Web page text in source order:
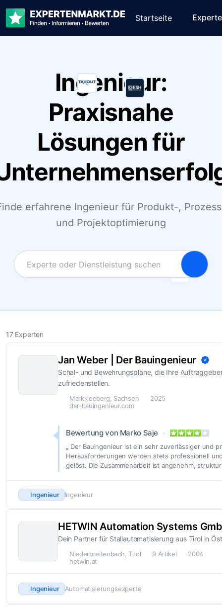
Startseite
Ingenieur:
Praxisnahe
Lösungen für
erfahrene Ingenieur für Produkt-,
und Projektoptimierung
17 Experten
Jan Weber | Der Bauingenieur
Schal- und Bewehrungspläne, die Ihre
zufriedenstellen.
Markkleeberg, Sachsen
2025
der-bauingenieur.com
Bewertung von Marko Saje
Der Bauingenieur ist ein sehr zuverlässiger und
Herausforderungen werden stets professionell
gelöst. Die Zusammenarbeit ist angenehm,
Ingenieur Ingenieur
HETWIN Automation Systems
Dein Partner für Stallautomatisierung aus Tirol in
Niederbreitenbach, Tirol 9 Artikel
2004
hetwin.at
Ingenieur Automatisierungsexperte